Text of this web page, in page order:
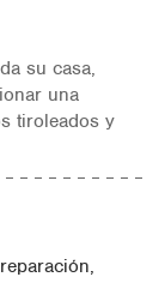
su casa,
una
tiroleados y